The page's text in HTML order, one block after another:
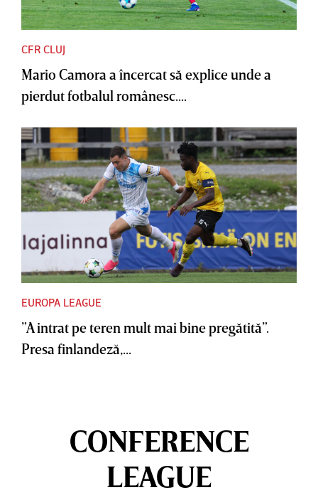
CFR CLUJ
Mario Camora a încercat să explice unde a
pierdut fotbalul românesc....
EUROPA LEAGUE
”A intrat pe teren mult mai bine pregătită”.
Presa finlandeză,...
CONFERENCE
LEAGUE